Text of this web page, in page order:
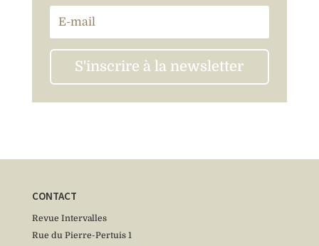
S'inscrire à la newsletter
CONTACT
Revue Intervalles
Rue du Pierre-Pertuis 1